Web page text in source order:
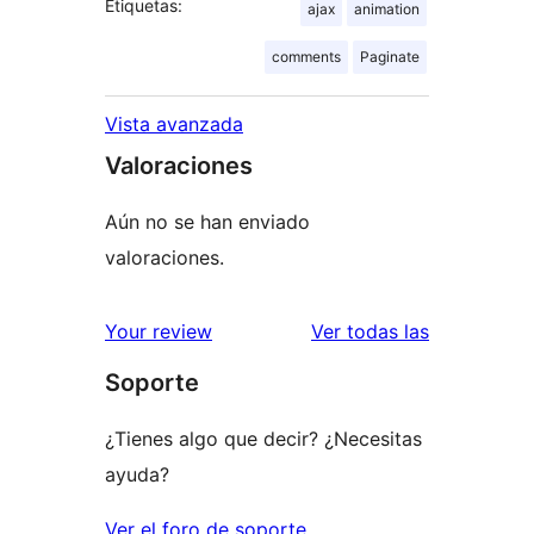
Etiquetas: ajax animation
comments Paginate
Vista avanzada
Valoraciones
Aún no se han enviado
valoraciones.
Your review Ver todas las
Soporte
¿Tienes algo que decir? ¿Necesitas
ayuda?